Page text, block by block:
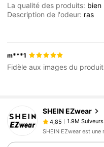
La qualité des produits: bien
Description de l'odeur: ras
m***1
Fidèle aux images du
SHEIN EZwear
4,85
1.9M Suiveurs
g***5
4,85
1.9M Suiveurs